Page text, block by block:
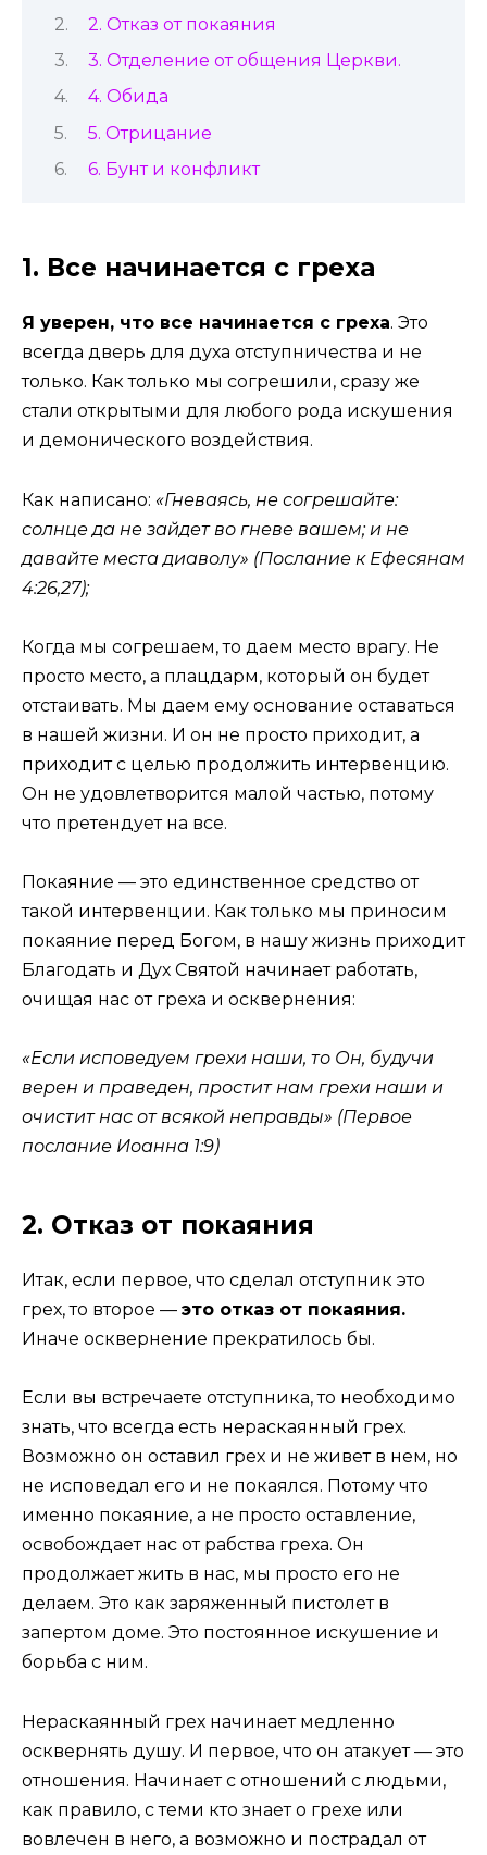
2. Отказ от покаяния
3. Отделение от общения Церкви.
4. Обида
5. Отрицание
6. Бунт и конфликт
1. Все начинается с греха
Я уверен, что все начинается с греха. Это
всегда дверь для духа отступничества и не
только. Как только мы согрешили, сразу же
стали открытыми для любого рода искушения
и демонического воздействия.
Как написано: «Гневаясь, не согрешайте:
солнце да не зайдет во гневе вашем; и не
давайте места диаволу» (Послание к Ефесянам
4:26,27);
Когда мы согрешаем, то даем место врагу. Не
просто место, а плацдарм, который он будет
отстаивать. Мы даем ему основание оставаться
в нашей жизни. И он не просто приходит, а
приходит с целью продолжить интервенцию.
Он не удовлетворится малой частью, потому
что претендует на все.
Покаяние — это единственное средство от
такой интервенции. Как только мы приносим
покаяние перед Богом, в нашу жизнь приходит
Благодать и Дух Святой начинает работать,
очищая нас от греха и осквернения:
«Если исповедуем грехи наши, то Он, будучи
верен и праведен, простит нам грехи наши и
очистит нас от всякой неправды» (Первое
послание Иоанна 1:9)
2. Отказ от покаяния
Итак, если первое, что сделал отступник это
грех, то второе — это отказ от покаяния.
Иначе осквернение прекратилось бы.
Если вы встречаете отступника, то необходимо
знать, что всегда есть нераскаянный грех.
Возможно он оставил грех и не живет в нем, но
не исповедал его и не покаялся. Потому что
именно покаяние, а не просто оставление,
освобождает нас от рабства греха. Он
продолжает жить в нас, мы просто его не
делаем. Это как заряженный пистолет в
запертом доме. Это постоянное искушение и
борьба с ним.
Нераскаянный грех начинает медленно
осквернять душу. И первое, что он атакует — это
отношения. Начинает с отношений с людьми,
как правило, с теми кто знает о грехе или
вовлечен в него, а возможно и пострадал от